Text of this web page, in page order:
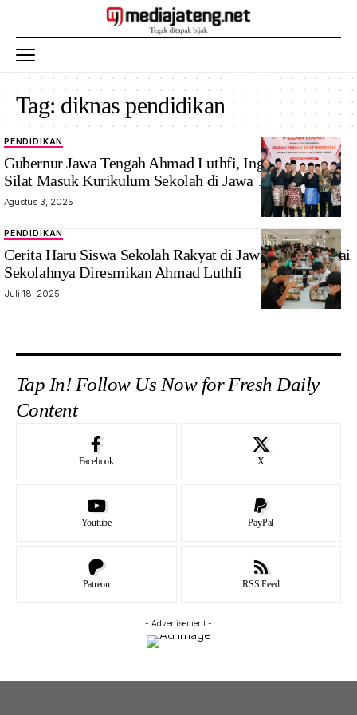
Tag: diknas pendidikan
PENDIDIKAN
Gubernur Jawa Tengah Ahmad Luthfi, Ingin Pencak
Silat Masuk Kurikulum Sekolah di Jawa Tengah
Agustus 3, 2025
PENDIDIKAN
Cerita Haru Siswa Sekolah Rakyat di Jawa Tengah, Usai
Sekolahnya Diresmikan Ahmad Luthfi
Juli 18, 2025
Tap In! Follow Us Now for Fresh Daily
Content
Facebook X
Youtube PayPal
Patreon RSS Feed
- Advertisement -